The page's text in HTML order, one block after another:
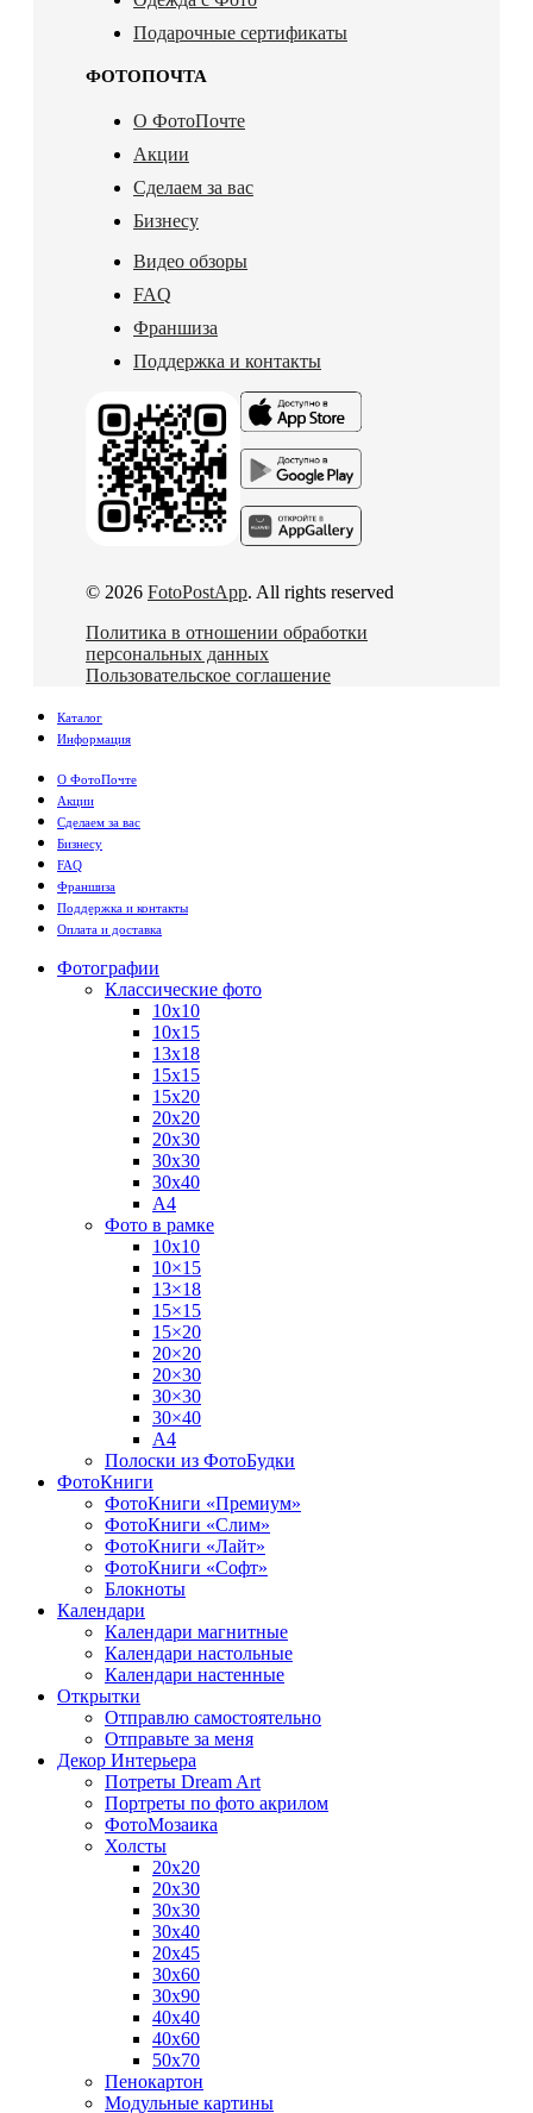
Подарочные сертификаты
ФОТОПОЧТА
О ФотоПочте
Акции
Сделаем за вас
Бизнесу
Видео обзоры
FAQ
Франшиза
Поддержка и контакты
© 2026 FotoPostApp. All rights reserved
Политика в отношении обработки
персональных данных
Пользовательское соглашение
Каталог
Информация
О ФотоПочте
Акции
Сделаем за вас
Бизнесу
FAQ
Франшиза
Поддержка и контакты
Оплата и доставка
Фотографии
Классические фото
10х10
10х15
13х18
15х15
15х20
20х20
20х30
30х30
30х40
А4
Фото в рамке
10х10
10×15
13×18
15×15
15×20
20×20
20×30
30×30
30×40
A4
Полоски из ФотоБудки
ФотоКниги
ФотоКниги «Премиум»
ФотоКниги «Слим»
ФотоКниги «Лайт»
ФотоКниги «Софт»
Блокноты
Календари
Календари магнитные
Календари настольные
Календари настенные
Открытки
Отправлю самостоятельно
Отправьте за меня
Декор Интерьера
Потреты Dream Art
Портреты по фото акрилом
ФотоМозаика
Холсты
20х20
20х30
30х30
30х40
20х45
30х60
30х90
40х40
40х60
50х70
Пенокартон
Модульные картины